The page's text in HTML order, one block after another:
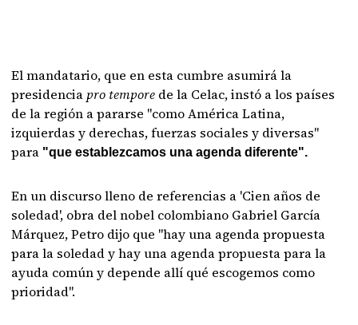
El mandatario, que en esta cumbre asumirá la
presidencia pro tempore de la Celac, instó a los países
de la región a pararse "como América Latina,
izquierdas y derechas, fuerzas sociales y diversas"
para "que establezcamos una agenda diferente".
En un discurso lleno de referencias a 'Cien años de
soledad', obra del nobel colombiano Gabriel García
Márquez, Petro dijo que "hay una agenda propuesta
para la soledad y hay una agenda propuesta para la
ayuda común y depende allí qué escogemos como
prioridad".